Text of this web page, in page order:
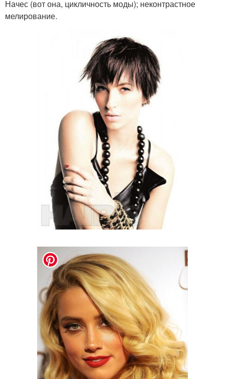
Начес (вот она, цикличность моды); неконтрастное
мелирование.